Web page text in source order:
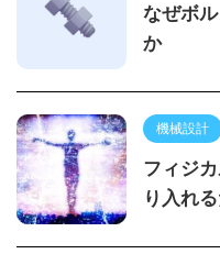
なぜボ
か
機械設計
フィジ
り入れ